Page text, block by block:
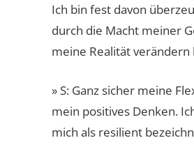
Ich bin fest davon
durch die Macht meiner
meine Realität verändern
» S: Ganz sicher meine
mein positives Denken.
mich als resilient